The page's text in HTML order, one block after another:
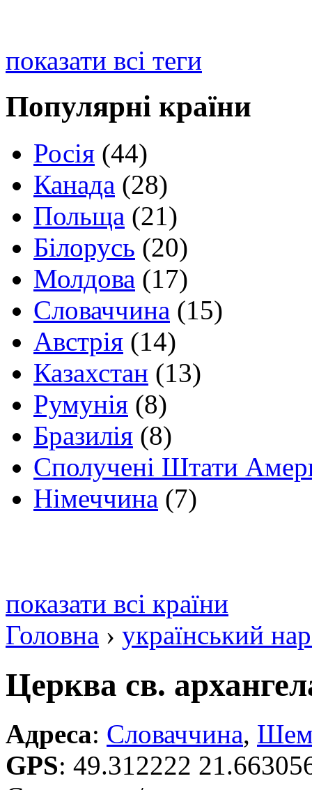
показати всі теги
Популярні країни
Росія (44)
Канада (28)
Польща (21)
Білорусь (20)
Молдова (17)
Словаччина (15)
Австрія (14)
Казахстан (13)
Румунія (8)
Бразилія (8)
Сполучені Штати
Німеччина (7)
показати всі країни
Головна › український
Церква св.
Адреса: Словаччина,
GPS: 49.312222